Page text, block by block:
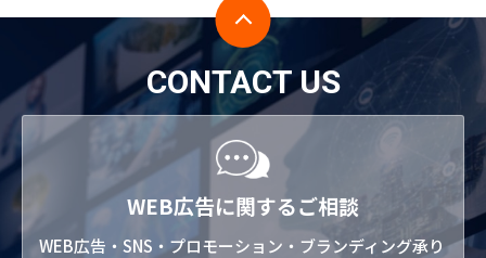
CONTACT US
WEB広告に関するご相談
WEB広告・SNS・プロモーション・ブランディング承り